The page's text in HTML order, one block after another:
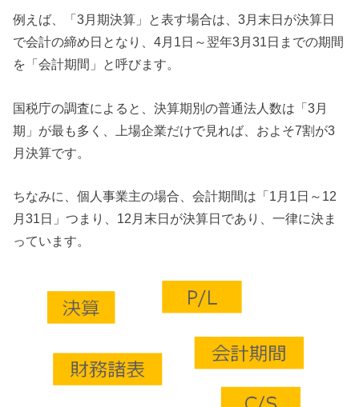
例えば、「3月期決算」と表す場合は、3月末日が決算日
で会計の締め日となり、4月1日～翌年3月31日までの期間
を「会計期間」と呼びます。
国税庁の調査によると、決算期別の普通法人数は「3月
期」が最も多く、上場企業だけで見れば、およそ7割が3
月決算です。
ちなみに、個人事業主の場合、会計期間は「1月1日～12
月31日」つまり、12月末日が決算日であり、一律に決ま
っています。